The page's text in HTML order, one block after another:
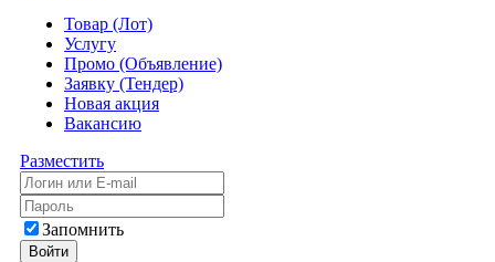
Товар (Лот)
Услугу
Промо (Объявление)
Заявку (Тендер)
Новая акция
Вакансию
Разместить
Запомнить
Войти